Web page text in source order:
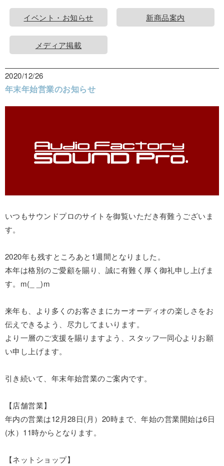
イベント・お知らせ 新商品案内
メディア掲載
2020/12/26
年末年始営業のお知らせ
いつもサウンドプロのサイトを御覧いただき有難うございま
す。
2020年も残すところあと1週間となりました。
本年は格別のご愛顧を賜り、誠に有難く厚く御礼申し上げま
す。m(_ _)m
来年も、より多くのお客さまにカーオーディオの楽しさをお
伝えできるよう、尽力してまいります。
より一層のご支援を賜りますよう、スタッフ一同心よりお願
い申し上げます。
引き続いて、年末年始営業のご案内です。
【店舗営業】
年内の営業は12月28日(月）20時まで、年始の営業開始は6日
(水）11時からとなります。
【ネットショップ】